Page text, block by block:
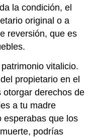
la condición, el
original o a
reversión, que es
vitalicio.
propietario en el
otorgar derechos de
a tu madre
esperabas que los
podrías